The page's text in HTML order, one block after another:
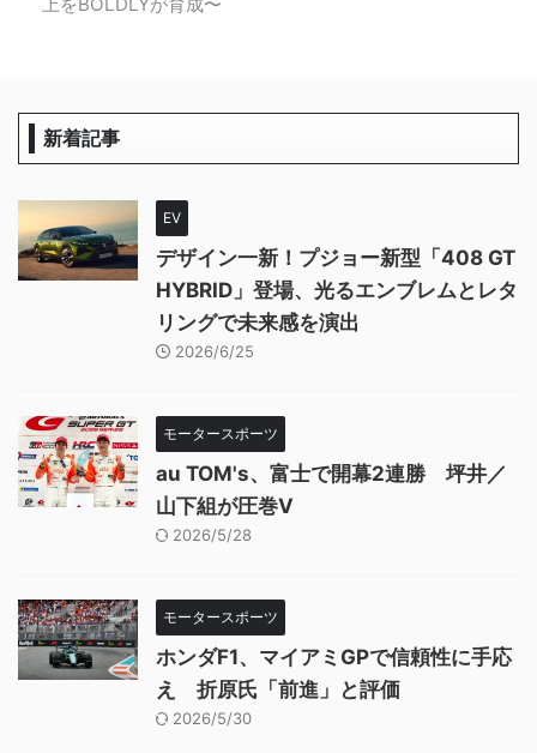
上をBOLDLYが育成〜
新着記事
EV
デザイン一新！プジョー新型「408 GT
HYBRID」登場、光るエンブレムとレタ
リングで未来感を演出
2026/6/25
モータースポーツ
au TOM's、富士で開幕2連勝 坪井／
山下組が圧巻V
2026/5/28
モータースポーツ
ホンダF1、マイアミGPで信頼性に手応
え 折原氏「前進」と評価
2026/5/30